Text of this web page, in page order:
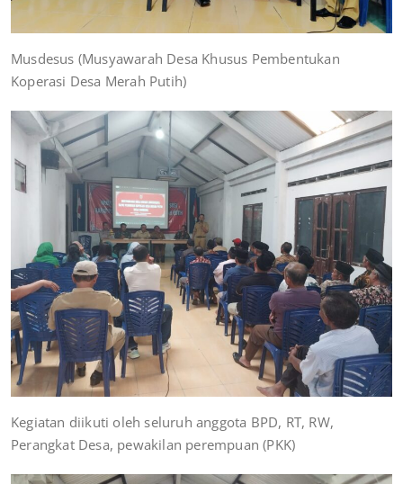
Musdesus (Musyawarah Desa Khusus Pembentukan
Koperasi Desa Merah Putih)
Kegiatan diikuti oleh seluruh anggota BPD, RT, RW,
Perangkat Desa, pewakilan perempuan (PKK)